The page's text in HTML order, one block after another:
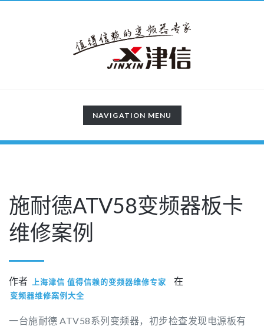
TOGGLE
NAVIGATION
NAVIGATION MENU
施耐德ATV58变频器板卡
维修案例
作者 上海津信 值得信赖的变频器维修专家 在
变频器维修案例大全
一台施耐德 ATV58系列变频器，初步检查发现电源板有